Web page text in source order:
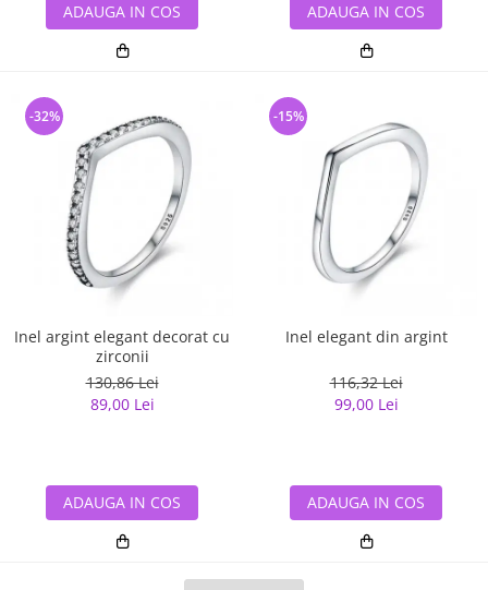
ADAUGA IN COS ADAUGA IN COS
Inel argint elegant decorat cu
zirconii
130,86 Lei
89,00 Lei
-32%
ADAUGA IN COS
Inel elegant din argint
116,32 Lei
99,00 Lei
-15%
ADAUGA IN COS